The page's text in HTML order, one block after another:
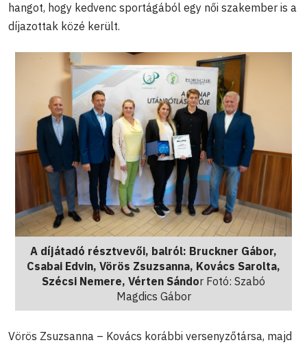
hangot, hogy kedvenc sportágából egy női szakember is a
díjazottak közé került.
A díjátadó résztvevői, balról: Bruckner Gábor,
Csabai Edvin, Vörös Zsuzsanna, Kovács Sarolta,
Szécsi Nemere, Vérten Sándor Fotó: Szabó
Magdics Gábor
Vörös Zsuzsanna – Kovács korábbi versenyzőtársa, majd